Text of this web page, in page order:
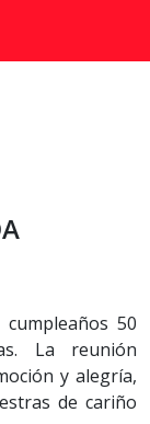
50
La reunión
y alegría,
de cariño